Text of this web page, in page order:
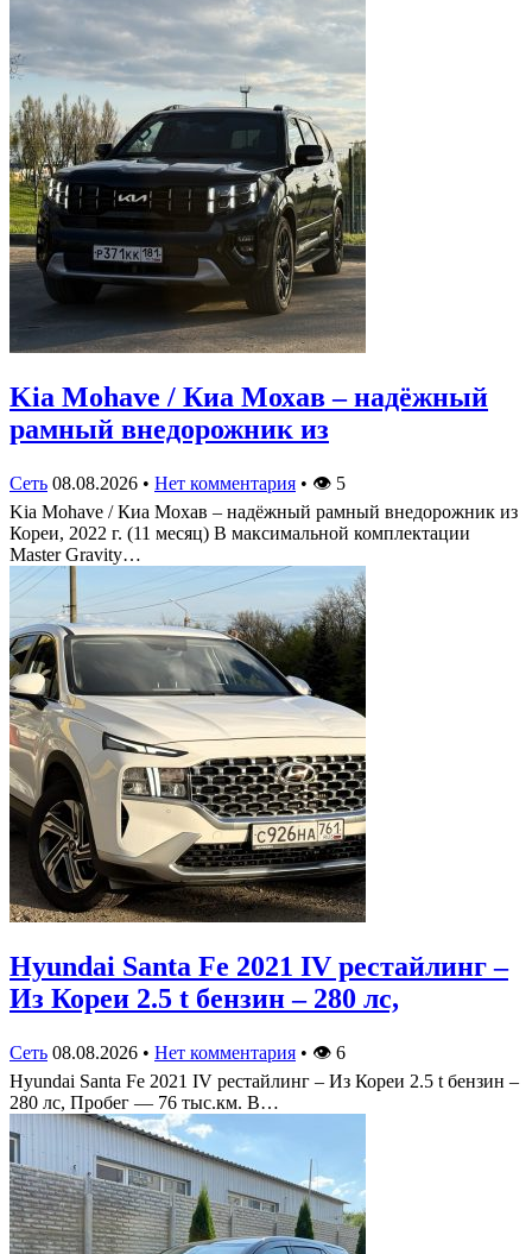
Kia Mohave / Киа Мохав – надёжный
рамный внедорожник из
Сеть 08.08.2026 • Нет комментария • 👁 5
Kia Mohave / Киа Мохав – надёжный рамный внедорожник из
Кореи, 2022 г. (11 месяц) В максимальной комплектации
Master Gravity…
Hyundai Santa Fe 2021 IV рестайлинг –
Из Кореи 2.5 t бензин – 280 лс,
Сеть 08.08.2026 • Нет комментария • 👁 6
Hyundai Santa Fe 2021 IV рестайлинг – Из Кореи 2.5 t бензин –
280 лс, Пробег — 76 тыс.км. В…